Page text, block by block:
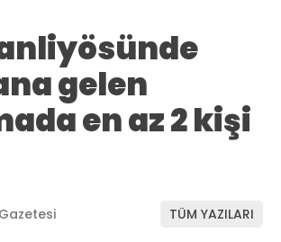
gelen
en az 2 kişi
TÜM YAZILARI